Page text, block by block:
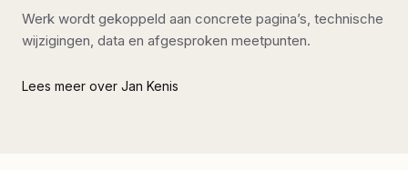
Werk wordt gekoppeld aan concrete pagina’s, technische
wijzigingen, data en afgesproken meetpunten.
Lees meer over Jan Kenis